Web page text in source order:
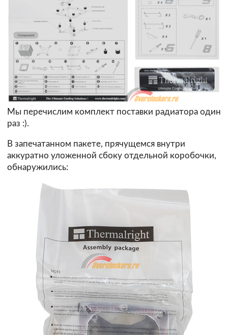
Мы перечислим комплект поставки радиатора один
раз :).
В запечатанном пакете, прячущемся внутри
аккуратно уложенной сбоку отдельной коробочки,
обнаружились: